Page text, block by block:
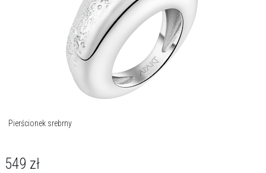
Pierścionek srebrny
549 zł